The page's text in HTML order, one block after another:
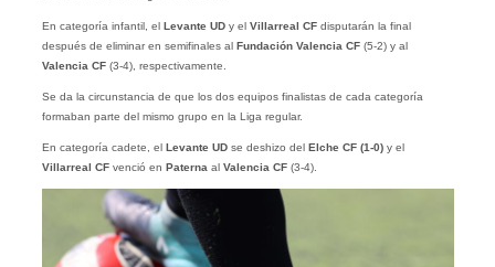
En categoría infantil, el Levante UD y el Villarreal CFdisputarán la final
después de eliminar en semifinales al Fundación Valencia CF(5-2) y al
Valencia CF(3-4), respectivamente.
Se da la circunstancia de que los dos equipos finalistas de cada categoría
formaban parte del mismo grupo en la Liga regular.
En categoría cadete, el Levante UDse deshizo del Elche CF (1-0) y el
Villarreal CFvenció en Paterna al Valencia CF(3-4).